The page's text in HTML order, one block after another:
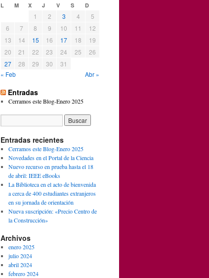
L M X J V S D
1 2 3 4
5
6
7 8 9 10 11
12
13
14 15 16 17 18
19
20
21 22 23 24 25
26
27
28 29 30
31
« Feb
Abr »
Entradas
Cerramos este Blog-Enero 2025
Entradas recientes
Cerramos este Blog-Enero 2025
Novedades en el Portal de la Ciencia
Nuevo recurso en prueba hasta el 18
de abril: IEEE eBooks
La Biblioteca en el acto de bienvenida
a cerca de 400 estudiantes extranjeros
en su jornada de orientación
Nueva suscripción: «Precio Centro de
la Construcción»
Archivos
enero 2025
julio 2024
abril 2024
febrero 2024